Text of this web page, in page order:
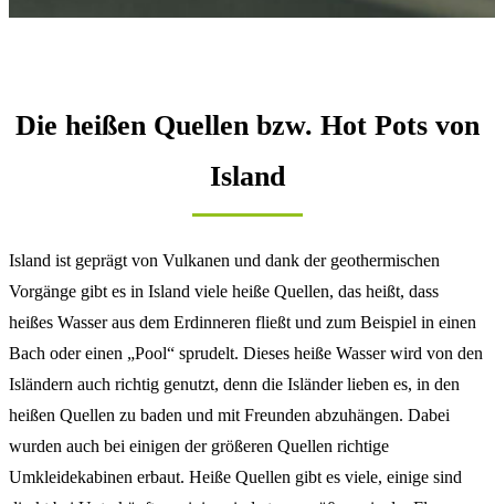
Die heißen Quellen bzw. Hot Pots von
Island
Island ist geprägt von Vulkanen und dank der geothermischen
Vorgänge gibt es in Island viele heiße Quellen, das heißt, dass
heißes Wasser aus dem Erdinneren fließt und zum Beispiel in einen
Bach oder einen „Pool“ sprudelt. Dieses heiße Wasser wird von den
Isländern auch richtig genutzt, denn die Isländer lieben es, in den
heißen Quellen zu baden und mit Freunden abzuhängen. Dabei
wurden auch bei einigen der größeren Quellen richtige
Umkleidekabinen erbaut. Heiße Quellen gibt es viele, einige sind